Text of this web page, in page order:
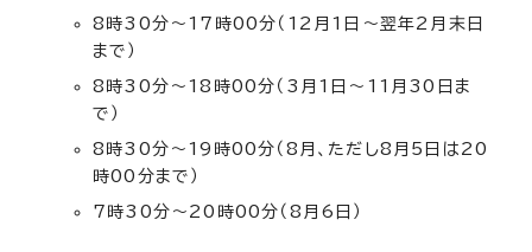
8時30分～17時00分（12月1日～翌年2月末日
まで）
8時30分～18時00分（3月1日～11月30日ま
で）
8時30分～19時00分（8月、ただし8月5日は20
時00分まで）
7時30分～20時00分（8月6日）